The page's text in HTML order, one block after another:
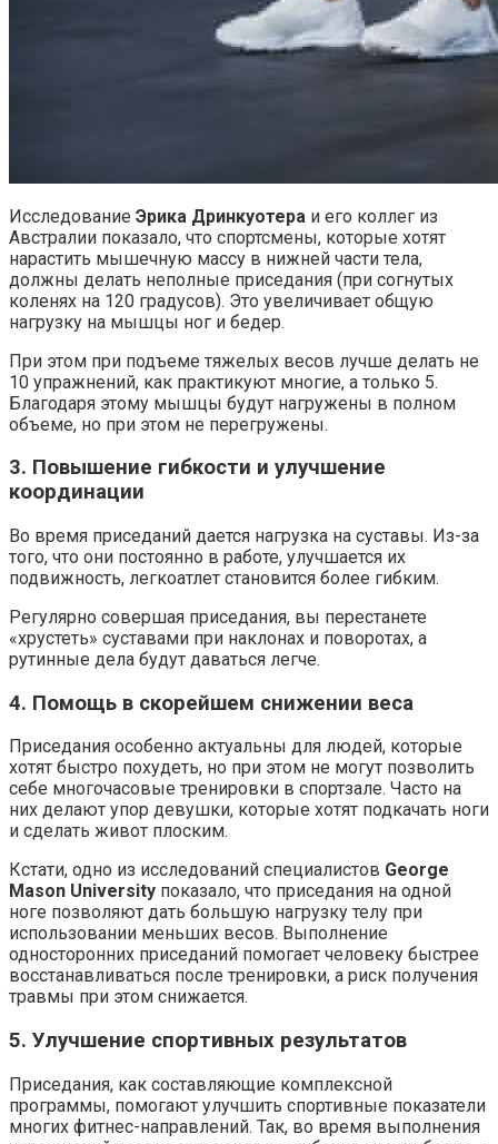
Исследование Эрика Дринкуотера и его коллег из
Австралии показало, что спортсмены, которые хотят
нарастить мышечную массу в нижней части тела,
должны делать неполные приседания (при согнутых
коленях на 120 градусов). Это увеличивает общую
нагрузку на мышцы ног и бедер.
При этом при подъеме тяжелых весов лучше делать не
10 упражнений, как практикуют многие, а только 5.
Благодаря этому мышцы будут нагружены в полном
объеме, но при этом не перегружены.
3. Повышение гибкости и улучшение
координации
Во время приседаний дается нагрузка на суставы. Из-за
того, что они постоянно в работе, улучшается их
подвижность, легкоатлет становится более гибким.
Регулярно совершая приседания, вы перестанете
«хрустеть» суставами при наклонах и поворотах, а
рутинные дела будут даваться легче.
4. Помощь в скорейшем снижении веса
Приседания особенно актуальны для людей, которые
хотят быстро похудеть, но при этом не могут позволить
себе многочасовые тренировки в спортзале. Часто на
них делают упор девушки, которые хотят подкачать ноги
и сделать живот плоским.
Кстати, одно из исследований специалистов George
Mason University показало, что приседания на одной
ноге позволяют дать большую нагрузку телу при
использовании меньших весов. Выполнение
односторонних приседаний помогает человеку быстрее
восстанавливаться после тренировки, а риск получения
травмы при этом снижается.
5. Улучшение спортивных результатов
Приседания, как составляющие комплексной
программы, помогают улучшить спортивные показатели
многих фитнес-направлений. Так, во время выполнения